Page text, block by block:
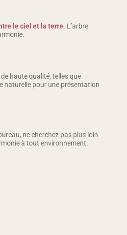
le ciel et la terre. L’arbre
haute qualité, telles que
naturelle pour une présentation
ne cherchez pas plus loin
à tout environnement.